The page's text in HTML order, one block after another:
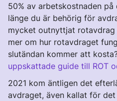
50% av arbetskostnaden
länge du är behörig för
mycket outnyttjat
mer om hur rotavdraget
slutändan kommer att
uppskattade guide till ROT
2021 kom äntligen det
avdraget, även kallat för